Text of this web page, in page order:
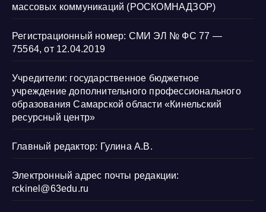
массовых коммуникаций (РОСКОМНАДЗОР)
Регистрационный номер: СМИ ЭЛ № ФС 77 —
75564, от 12.04.2019
Учредители: государственное бюджетное
учреждение дополнительного профессионального
образования Самарской области «Кинельский
ресурсный центр»
Главный редактор: Гулина А.В.
Электронный адрес почты редакции:
rckinel@63edu.ru